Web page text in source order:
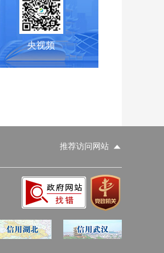
央视频
推荐访问网站
工业和信息化部
人力资源和社会保障部